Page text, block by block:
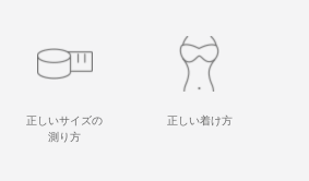
正しいサイズの
測り方
正しい着け方